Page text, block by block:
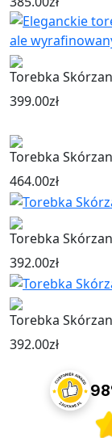
Torebka
399.00zł
Torebka
464.00zł
Torebka
392.00zł
Torebka
392.00zł